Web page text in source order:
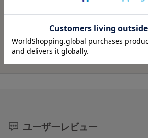
200g（冷凍品）×2
京都京丹波町産 熟成むき栗
200g（冷凍品）×2
ユーザーレビュー